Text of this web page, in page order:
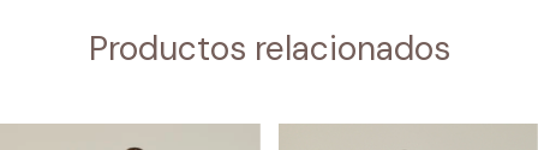
Productos relacionados